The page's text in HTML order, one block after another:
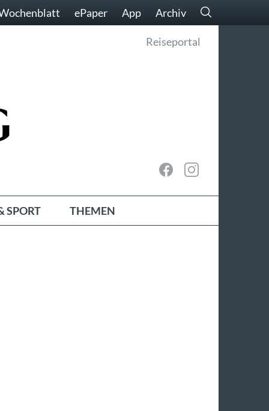
ePaper App Archiv
Reiseportal
SPORT THEMEN